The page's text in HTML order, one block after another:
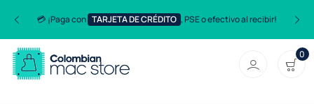
💳 ¡Paga con TARJETA DE CRÉDITO , PSE o efectivo al recibir!
0